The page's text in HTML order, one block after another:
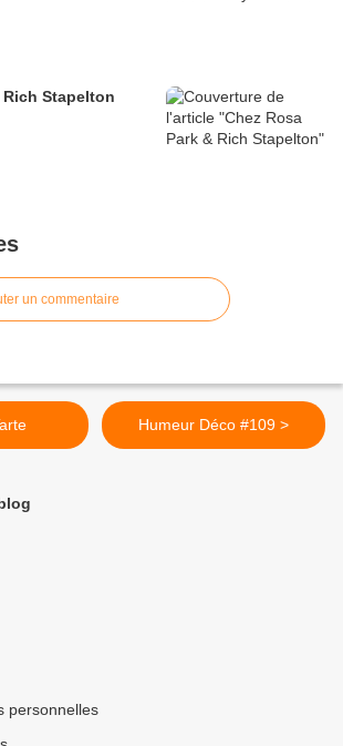
Rich Stapelton
un commentaire
Humeur Déco #109 >
personnelles